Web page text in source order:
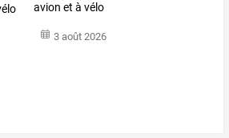
avion et à vélo
3 août 2026